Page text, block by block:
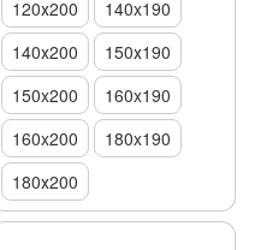
120х200
140x190
140х200
150х190
150x200
160x190
160x200
180x190
180х200